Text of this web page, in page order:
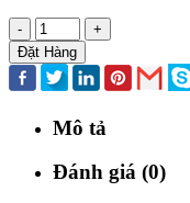
-
+
Đặt Hàng
Mô tả
Đánh giá (0)